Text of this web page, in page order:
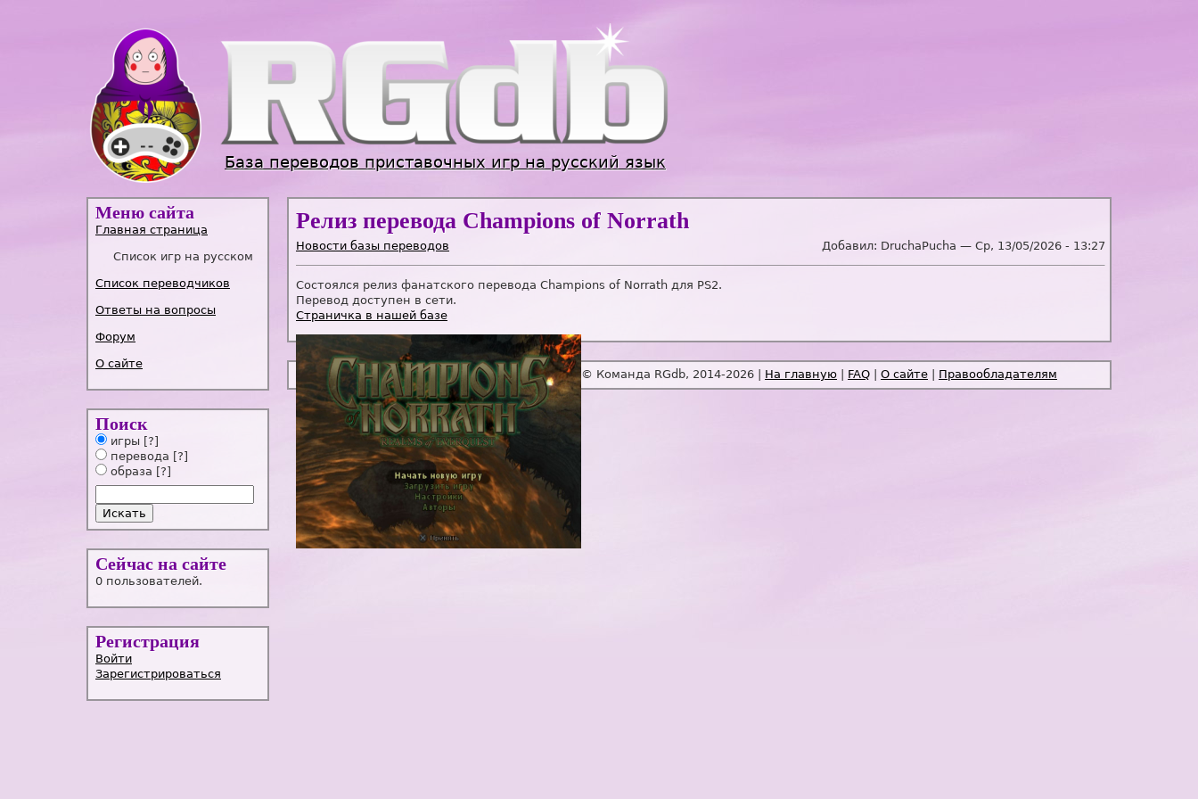
База переводов приставочных игр на русский язык
Меню сайта
Главная страница
Список игр на русском
Список переводчиков
Ответы на вопросы
Форум
О сайте
Поиск
игры [?]
перевода [?]
образа [?]
Сейчас на сайте
0 пользователей.
Регистрация
Войти
Зарегистрироваться
Релиз перевода Champions of Norrath
Добавил: DruchaPucha — Ср, 13/05/2026 - 13:27
Новости базы переводов
Состоялся релиз фанатского перевода Champions of Norrath для PS2.
Перевод доступен в сети.
Страничка в нашей базе
© Команда RGdb, 2014-2026 | На главную FAQ О сайте Правообладателям